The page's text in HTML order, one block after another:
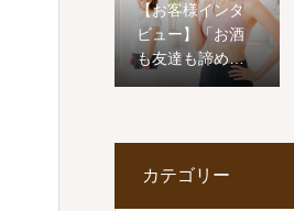
【お客様インタ
ビュー】「お酒
も友達も諦めな
い！」50歳から
まで前向きに生
カテゴリー